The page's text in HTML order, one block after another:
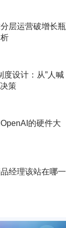
层运营破增长瓶
度设计：从”人喊
策
的硬件大
经理该站在哪一